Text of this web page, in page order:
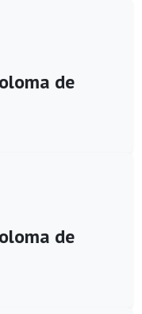
de
de